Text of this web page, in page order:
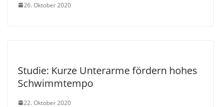
26. Oktober 2020
Studie: Kurze Unterarme fördern hohes
Schwimmtempo
22. Oktober 2020